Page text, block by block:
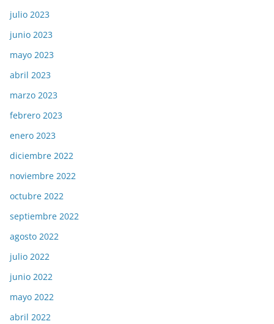
julio 2023
junio 2023
mayo 2023
abril 2023
marzo 2023
febrero 2023
enero 2023
diciembre 2022
noviembre 2022
octubre 2022
septiembre 2022
agosto 2022
julio 2022
junio 2022
mayo 2022
abril 2022